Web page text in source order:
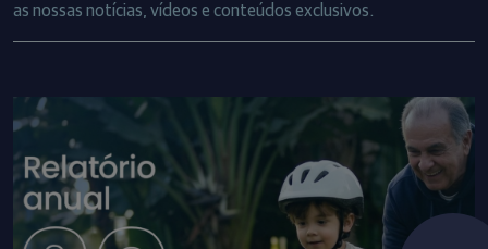
as nossas notícias, vídeos e conteúdos exclusivos.